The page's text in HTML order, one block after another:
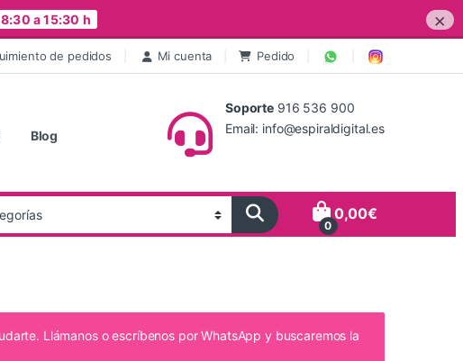
8:30 a 15:30 h ×
de pedidos Mi cuenta Pedido
Blog
Soporte 916 536 900
Email: info@espiraldigital.es
0
0,00€
Llámanos o escríbenos por WhatsApp y buscaremos la